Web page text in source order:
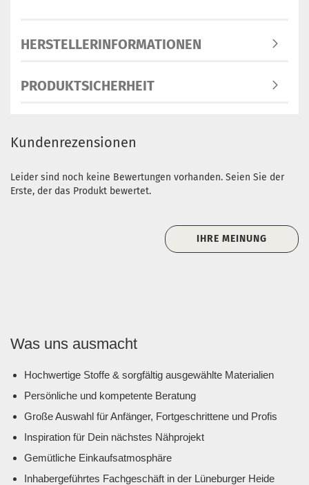
HERSTELLERINFORMATIONEN
PRODUKTSICHERHEIT
Kundenrezensionen
Leider sind noch keine Bewertungen vorhanden. Seien Sie der
Erste, der das Produkt bewertet.
IHRE MEINUNG
Was uns ausmacht
Hochwertige Stoffe & sorgfältig ausgewählte Materialien
Persönliche und kompetente Beratung
Große Auswahl für Anfänger, Fortgeschrittene und Profis
Inspiration für Dein nächstes Nähprojekt
Gemütliche Einkaufsatmosphäre
Inhabergeführtes Fachgeschäft in der Lüneburger Heide